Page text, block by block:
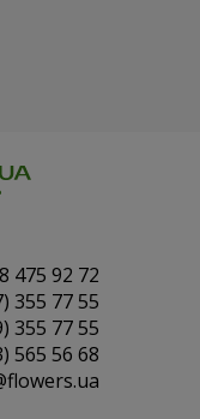
475 92 72
355 77 55
355 77 55
565 56 68